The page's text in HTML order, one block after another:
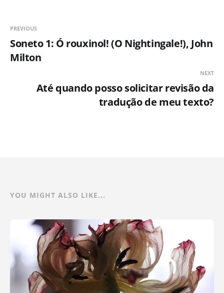
Seixas Fernandes. Embora não seja
PREVIOUS
Soneto 1: Ó rouxinol! (O Nightingale!), John
Milton
NEXT
Até quando posso solicitar revisão da
tradução de meu texto?
YOU MIGHT ALSO LIKE...